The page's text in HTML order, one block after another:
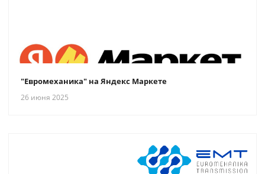
"Евромеханика" на Яндекс Маркете
26 июня 2025